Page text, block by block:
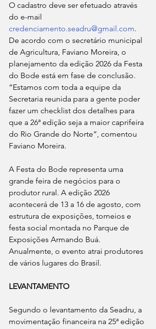
O cadastro deve ser efetuado através
do e-mail
credenciamento.seadru@gmail.com.
De acordo com o secretário municipal
de Agricultura, Faviano Moreira, o
planejamento da edição 2026 da Festa
do Bode está em fase de conclusão.
“Estamos com toda a equipe da
Secretaria reunida para a gente poder
fazer um checklist dos detalhes para
que a 26ª edição seja a maior caprifeira
do Rio Grande do Norte”, comentou
Faviano Moreira.
A Festa do Bode representa uma
grande feira de negócios para o
produtor rural. A edição 2026
acontecerá de 13 a 16 de agosto, com
estrutura de exposições, torneios e
festa social montada no Parque de
Exposições Armando Buá.
Anualmente, o evento atrai produtores
de vários lugares do Brasil.
LEVANTAMENTO
Segundo o levantamento da Seadru, a
movimentação financeira na 25ª edição